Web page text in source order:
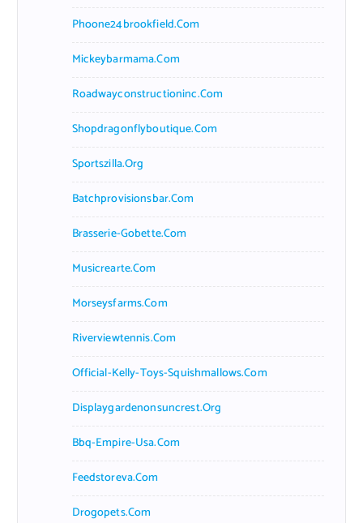
Phoone24brookfield.com
Mickeybarmama.com
Roadwayconstructioninc.com
Shopdragonflyboutique.com
Sportszilla.org
Batchprovisionsbar.com
Brasserie-Gobette.com
Musicrearte.com
Morseysfarms.com
Riverviewtennis.com
Official-Kelly-Toys-Squishmallows.com
Displaygardenonsuncrest.org
Bbq-Empire-Usa.com
Feedstoreva.com
Drogopets.com